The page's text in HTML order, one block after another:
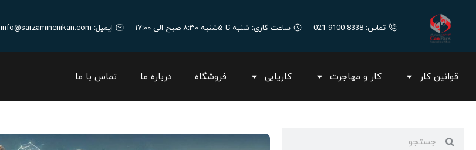
تماس: 8338 9100 021 ساعت کاری: شنبه تا ۵شنبه ۸:۳۰ صبح الی ۱۷:۰۰ ایمیل: info@sarzaminenikan.com
قوانین کار کار و مهاجرت کاریابی فروشگاه درباره ما تماس با ما